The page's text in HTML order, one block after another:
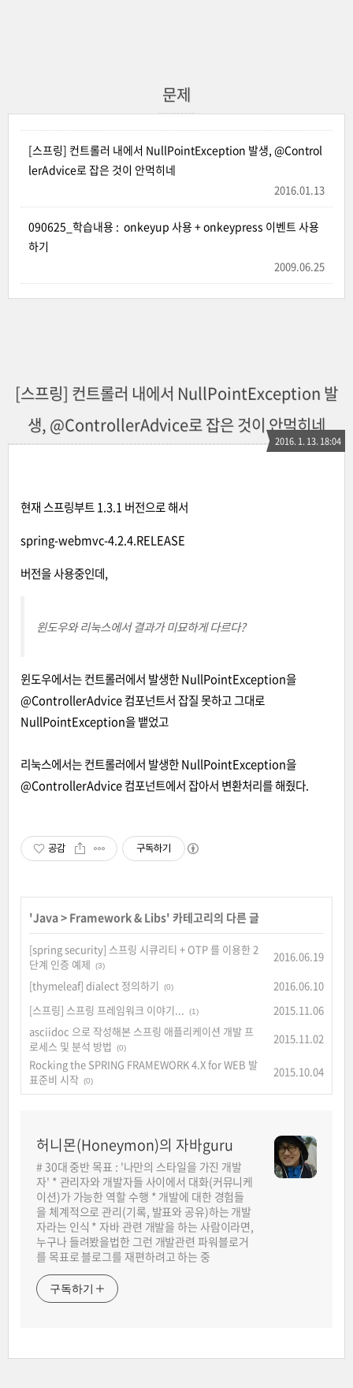
문제
[스프링] 컨트롤러 내에서 NullPointException 발생, @Control
lerAdvice로 잡은 것이 안먹히네
2016.01.13
090625_학습내용 : onkeyup 사용 + onkeypress 이벤트 사용
하기
2009.06.25
[스프링] 컨트롤러 내에서 NullPointException 발
생, @ControllerAdvice로 잡은 것이 안먹히네
2016. 1. 13. 18:04
현재 스프링부트 1.3.1 버전으로 해서
spring-webmvc-4.2.4.RELEASE
버전을 사용중인데,
윈도우와 리눅스에서 결과가 미묘하게 다르다?
윈도우에서는 컨트롤러에서 발생한 NullPointException을
@ControllerAdvice 컴포넌트서 잡질 못하고 그대로
NullPointException을 뱉었고
리눅스에서는 컨트롤러에서 발생한 NullPointException을
@ControllerAdvice 컴포넌트에서 잡아서 변환처리를 해줬다.
공감 구독하기
'Java> Framework & Libs' 카테고리의 다른 글
[spring security] 스프링 시큐리티 + OTP 를 이용한 2
단계 인증 예제
(3)
2016.06.19
[thymeleaf] dialect 정의하기
(0)
2016.06.10
[스프링] 스프링 프레임워크 이야기...
(1)
2015.11.06
asciidoc 으로 작성해본 스프링 애플리케이션 개발 프
로세스 및 분석 방법
(0)
2015.11.02
Rocking the SPRING FRAMEWORK 4.X for WEB 발
표준비 시작 (0)
2015.10.04
허니몬(Honeymon)의 자바guru
# 30대 중반 목표 : '나만의 스타일을 가진 개발
자' * 관리자와 개발자들 사이에서 대화(커뮤니케
이션)가 가능한 역할 수행 * 개발에 대한 경험들
을 체계적으로 관리(기록, 발표와 공유)하는 개발
자라는 인식 * 자바 관련 개발을 하는 사람이라면,
누구나 들려봤을법한 그런 개발관련 파워블로거
를 목표로 블로그를 재편하려고 하는 중
구독하기